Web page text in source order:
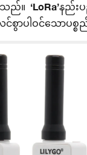
။ ‘LoRa’
စွာပါဝင်သောပစ္